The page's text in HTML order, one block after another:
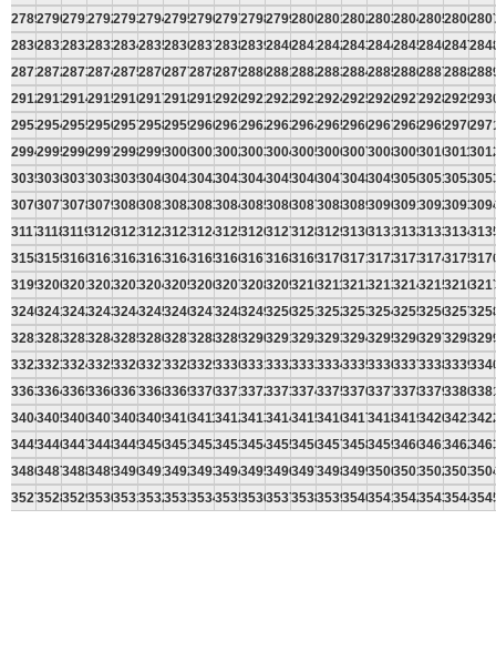
278927902791279227932794279527962797279827992800280128022803280428052806
283028312832283328342835283628372838283928402841284228432844284528462847
287128722873287428752876287728782879288028812882288328842885288628872888
291229132914291529162917291829192920292129222923292429252926292729282929
295329542955295629572958295929602961296229632964296529662967296829692970
299429952996299729982999300030013002300330043005300630073008300930103011
303530363037303830393040304130423043304430453046304730483049305030513052
307630773078307930803081308230833084308530863087308830893090309130923093
311731183119312031213122312331243125312631273128312931303131313231333134
315831593160316131623163316431653166316731683169317031713172317331743175
319932003201320232033204320532063207320832093210321132123213321432153216
324032413242324332443245324632473248324932503251325232533254325532563257
328132823283328432853286328732883289329032913292329332943295329632973298
332233233324332533263327332833293330333133323333333433353336333733383339
336333643365336633673368336933703371337233733374337533763377337833793380
340434053406340734083409341034113412341334143415341634173418341934203421
344534463447344834493450345134523453345434553456345734583459346034613462
348634873488348934903491349234933494349534963497349834993500350135023503
352735283529353035313532353335343535353635373538353935403541354235433544